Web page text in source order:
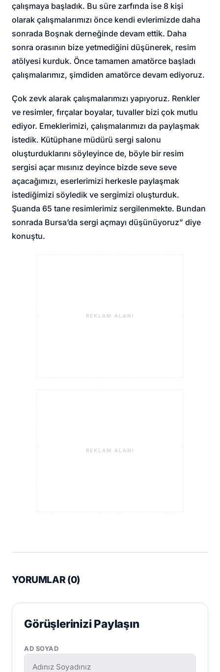
çalışmaya başladık. Bu süre zarfında ise 8 kişi
olarak çalışmalarımızı önce kendi evlerimizde daha
sonrada Boşnak derneğinde devam ettik. Daha
sonra orasının bize yetmediğini düşünerek, resim
atölyesi kurduk. Önce tamamen amatörce başladı
çalışmalarımız, şimdiden amatörce devam ediyoruz.
Çok zevk alarak çalışmalarımızı yapıyoruz. Renkler
ve resimler, fırçalar boyalar, tuvaller bizi çok mutlu
ediyor. Emeklerimizi, çalışmalarımızı da paylaşmak
istedik. Kütüphane müdürü sergi salonu
oluşturduklarını söyleyince de, böyle bir resim
sergisi açar mısınız deyince bizde seve seve
açacağımızı, eserlerimizi herkesle paylaşmak
istediğimizi söyledik ve sergimizi oluşturduk.
Şuanda 65 tane resimlerimiz sergilenmekte. Bundan
sonrada Bursa’da sergi açmayı düşünüyoruz” diye
konuştu.
REKLAM ALANI
REKLAM ALANI
YORUMLAR (0)
Görüşlerinizi Paylaşın
AD SOYAD